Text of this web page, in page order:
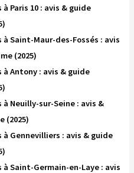
Paris 10 : avis & guide
à Saint-Maur-des-Fossés : avis
(2025)
à Antony : avis & guide
à Neuilly-sur-Seine : avis &
(2025)
à Gennevilliers : avis & guide
à Saint-Germain-en-Laye : avis